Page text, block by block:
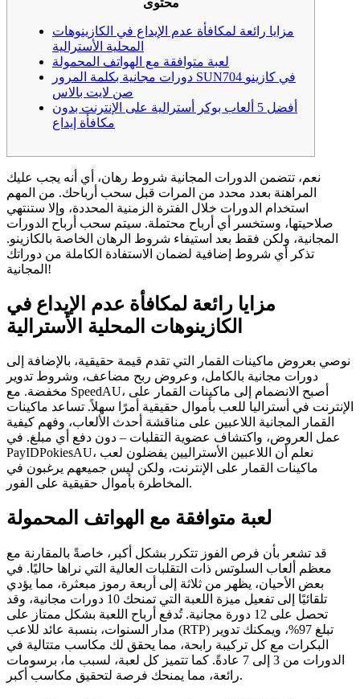
مزايا رائعة لمكافأة عدم الإيداع في الكازينوهات
المحلية الأسترالية
لعبة متوافقة مع الهواتف المحمولة
دورات مجانية بكلمة المرور SUN704 في كازينو
صن لايت بالاس
أفضل 5 ألعاب بوكر أسترالية على الإنترنت بدون
مكافأة إيداع
نعم، تتضمن الدورات المجانية شروط رهان، أي أنه يجب عليك
المراهنة بعدد محدد من المرات قبل سحب أرباحك. من المهم
استخدام الدورات خلال الفترة الزمنية المحددة، وإلا ستنتهي
صلاحيتها، وستخسر أي أرباح محتملة. سيتم سحب أرباح الدورات
المجانية، ولكن فقط بعد استيفاء شروط الرهان الخاصة بالكازينو.
تذكر أي شروط إضافية لضمان الاستفادة الكاملة من دوراتك
المجانية!
مزايا رائعة لمكافأة عدم الإيداع في
الكازينوهات المحلية الأسترالية
نوصي بعروض ماكينات القمار التي تقدم قيمة حقيقية، بالإضافة إلى
دورات مجانية بالكامل، وعروض ربح مضاعف، وشروط تدوير
مخفضة. مع SpeedAU، أصبح الانضمام إلى ماكينات القمار على
الإنترنت في أستراليا للعب بأموال حقيقية أمرًا سهلاً. تساعد ماكينات
القمار المجانية اللاعبين على مناقشة أحدث الألعاب، وفهم كيفية
عمل العروض، واكتشاف عضوية التقلبات – دون دفع أي مبلغ. في
PayIDPokiesAU، نعلم أن اللاعبين الأستراليين يفضلون لعب
ماكينات القمار على الإنترنت، ولكن ليس جميعهم يرغبون في
المخاطرة بأموال حقيقية على الفور.
لعبة متوافقة مع الهواتف المحمولة
قد تشعر بأن فرص الفوز تتكرر بشكل أكبر، خاصةً بالمقارنة مع
معظم ألعاب السلوتس ذات التقلبات العالية التي نراها حاليًا. في
بعض الأحيان، يظهر من ثلاثة إلى أربعة رموز مبعثرة، مما يؤدي
تلقائيًا إلى تفعيل ميزة اللعبة التي تمنحك 10 دورات مجانية، وقد
تحصل على 12 دورة مجانية. تُدفع أرباح اللعبة بشكل ممتاز على
مدار السنوات، بنسبة عائد للاعب (RTP) تبلغ 97%، ويمكنك تدوير
البكرات مع كل تركيبة رابحة، مما يحقق لك مكاسب متتالية في
الدورات من 3 إلى 7 عادةً. كما تتميز كل لعبة، لسبب ما، برسومات
رائعة، مما يمنحك فرصة لتحقيق مكاسب أكبر.